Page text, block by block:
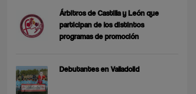
Árbitros de Castilla y León que
participan de los distintos
programas de promoción
Debutantes en Valladolid